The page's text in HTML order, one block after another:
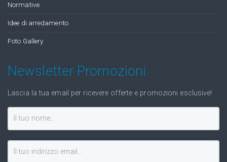
Normative
Idee di arredamento
Foto Gallery
Newsletter Promozioni
Lascia la tua email per ricevere offerte e promozioni esclusive!